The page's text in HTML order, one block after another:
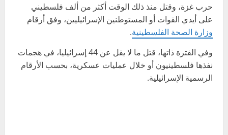
حرب غزة، وقتل منذ ذلك الوقت أكثر من ألف فلسطيني
على أيدي القوات أو المستوطنين الإسرائيليين، وفق أرقام
وزارة الصحة الفلسطينية.
وفي الفترة ذاتها، قتل ما لا يقل عن 44 إسرائيليا، في هجمات
نفذها فلسطينيون أو خلال عمليات عسكرية، بحسب الأرقام
الرسمية الإسرائيلية.